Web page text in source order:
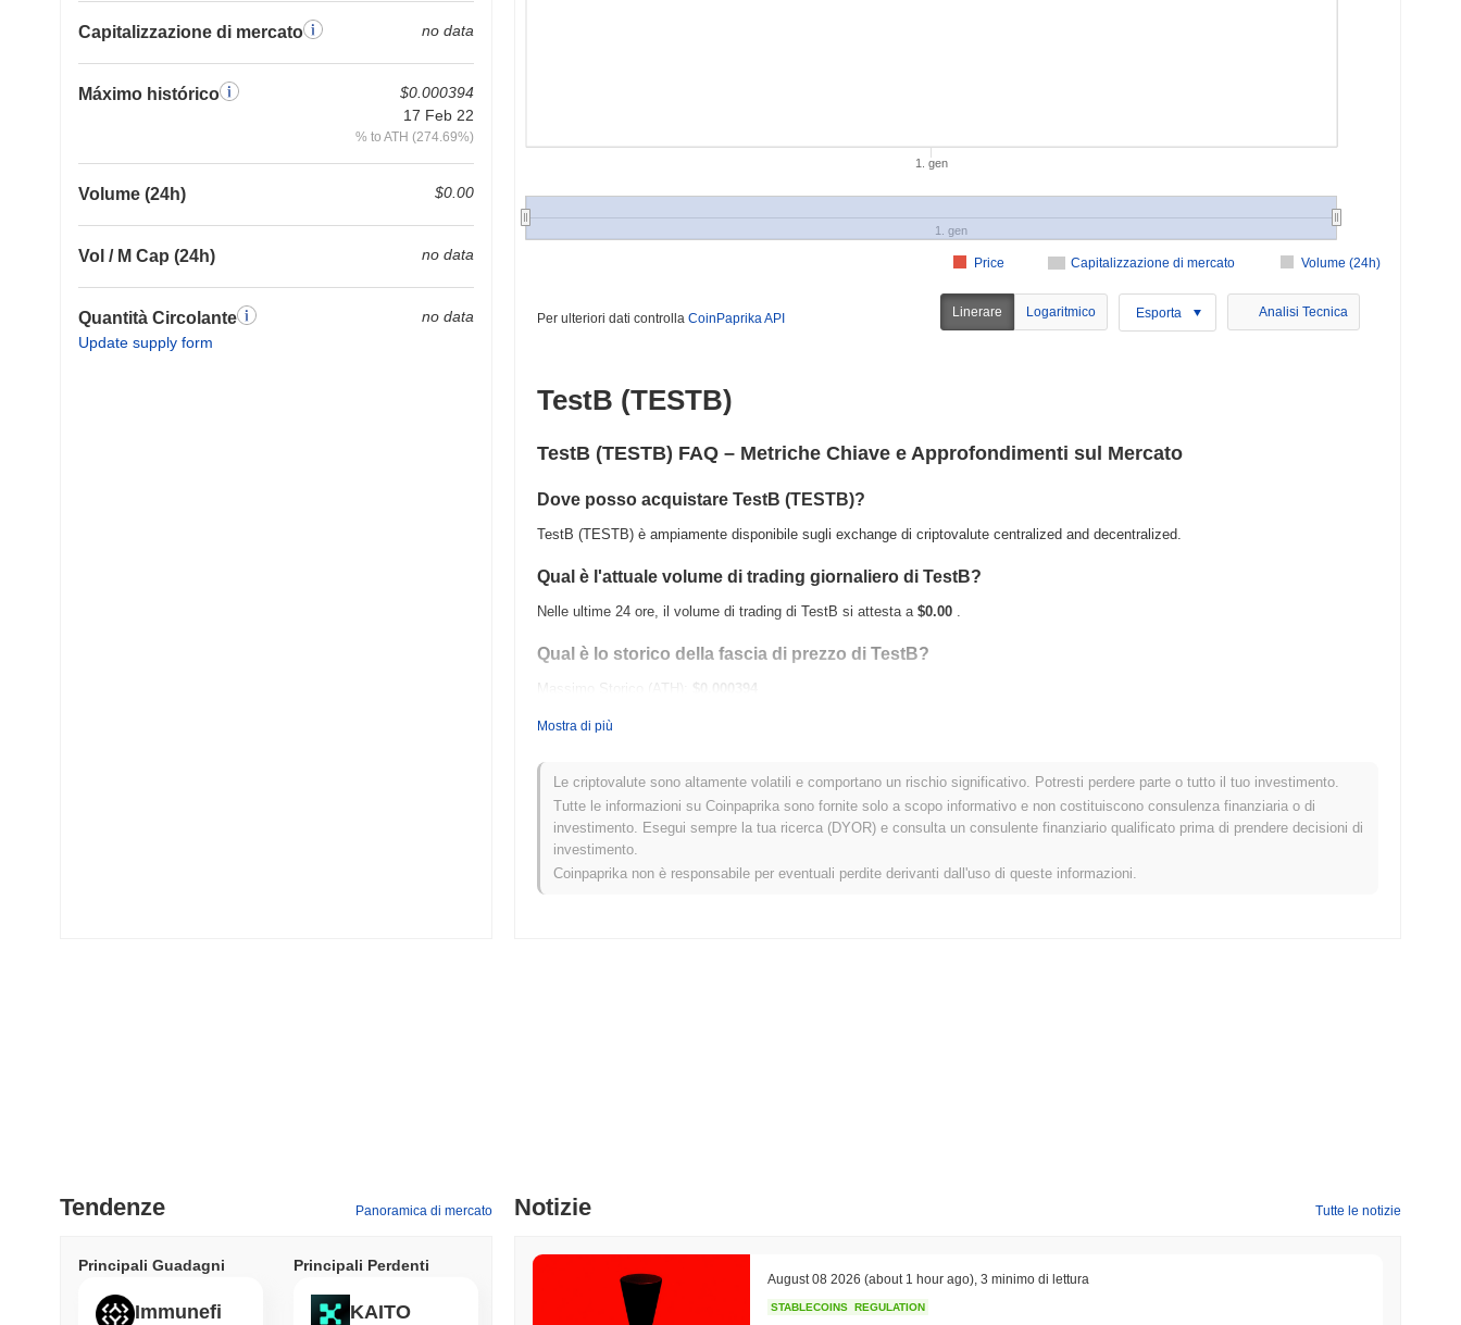
Capitalizzazione di mercato no data
Máximo histórico
$0.000394
17 Feb 22
% to ATH (274.69%)
Volume (24h) $0.00
Vol / M Cap (24h) no data
Quantità Circolante
Update supply form
no data
Capitalizzazione di mercato Volume (24h)
Price
1. gen
1. gen
Per ulteriori dati controlla CoinPaprika API Linerare Logaritmico Esporta Analisi Tecnica
TestB (TESTB)
TestB (TESTB) FAQ – Metriche Chiave e Approfondimenti sul Mercato
Dove posso acquistare TestB (TESTB)?
TestB (TESTB) è ampiamente disponibile sugli exchange di criptovalute centralized and decentralized.
Qual è l'attuale volume di trading giornaliero di TestB?
Nelle ultime 24 ore, il volume di trading di TestB si attesta a $0.00 .
Qual è lo storico della fascia di prezzo di TestB?
Massimo Storico (ATH):
$0.000394
Come si sta comportando TestB rispetto al mercato crypto più ampio?
Negli ultimi 7 giorni, TestB ha guadagnato0.00%, sottoperformando il mercato crypto complessivo che ha registrato un guadagno del
0.18%. Ciò indica un ritardo temporaneo nell'azione del prezzo di TESTB rispetto allo slancio del mercato più ampio.
Mostra di più
Le criptovalute sono altamente volatili e comportano un rischio significativo. Potresti perdere parte o tutto il tuo investimento.
Tutte le informazioni su Coinpaprika sono fornite solo a scopo informativo e non costituiscono consulenza finanziaria o di
investimento. Esegui sempre la tua ricerca (DYOR) e consulta un consulente finanziario qualificato prima di prendere decisioni di
investimento.
Coinpaprika non è responsabile per eventuali perdite derivanti dall'uso di queste informazioni.
Tendenze Panoramica di mercato
Principali Guadagni
Immunefi
Principali Perdenti
KAITO
Notizie Tutte le notizie
August 08 2026 (about 1 hour ago) 3 minimo di lettura
STABLECOINS REGULATION